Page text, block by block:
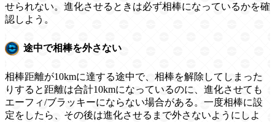
せられない。進化させるときは必ず相棒になっているかを確
認しよう。
途中で相棒を外さない
相棒距離が10kmに達する途中で、相棒を解除してしまった
りすると距離は合計10kmになっているのに、進化させても
エーフィ/ブラッキーにならない場合がある。一度相棒に設
定をしたら、その後は進化させるまで外さないようにしよ